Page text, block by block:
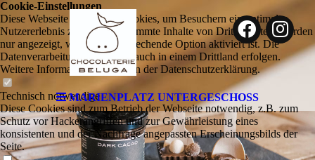
MARIENPLATZ UNTERGESCHOSS
Cookie-Einstellungen
Diese Webseite verwendet Cookies, um Besuchern ein optimales
Nutzererlebnis zu bieten. Bestimmte Inhalte von Drittanbietern werden
nur angezeigt, wenn die entsprechende Option aktiviert ist. Die
Datenverarbeitung kann dann auch in einem Drittland erfolgen.
Weitere Informationen hierzu in der Datenschutzerklärung.
Technisch notwendige
Diese Cookies sind zum Betrieb der Webseite notwendig, z.B. zum
Schutz vor Hackerangriffen und zur Gewährleistung eines
konsistenten und der Nachfrage angepassten Erscheinungsbilds der
Seite.